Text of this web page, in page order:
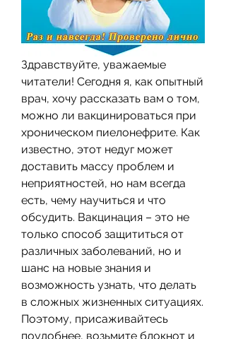
Здравствуйте, уважаемые
читатели! Сегодня я, как опытный
врач, хочу рассказать вам о том,
можно ли вакцинироваться при
хроническом пиелонефрите. Как
известно, этот недуг может
доставить массу проблем и
неприятностей, но нам всегда
есть, чему научиться и что
обсудить. Вакцинация – это не
только способ защититься от
различных заболеваний, но и
шанс на новые знания и
возможность узнать, что делать
в сложных жизненных ситуациях.
Поэтому, присаживайтесь
поудобнее, возьмите блокнот и